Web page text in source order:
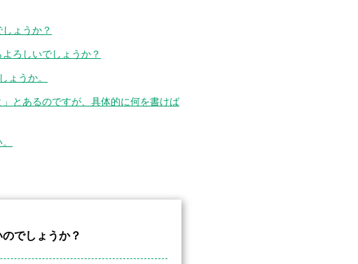
ょうか？
ろしいでしょうか？
ょうか。
とあるのですが、具体的に何を書けば
でしょうか？